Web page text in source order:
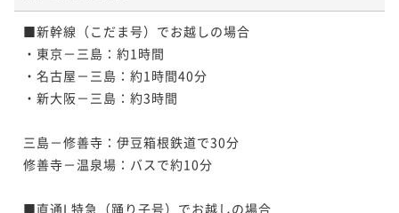
■新幹線（こだま号）でお越しの場合
・東京－三島：約1時間
・名古屋－三島：約1時間40分
・新大阪－三島：約3時間
三島－修善寺：伊豆箱根鉄道で30分
修善寺－温泉場：バスで約10分
■直通L特急（踊り子号）でお越しの場合